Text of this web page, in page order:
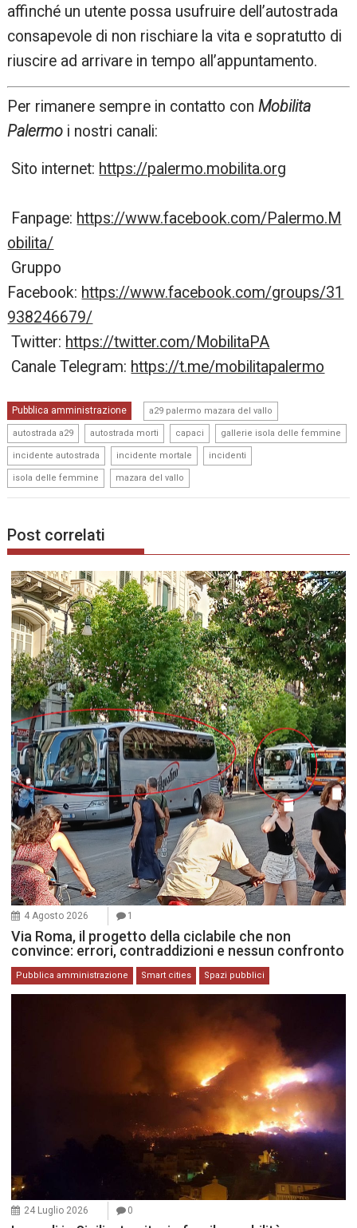
affinché un utente possa usufruire dell’autostrada
consapevole di non rischiare la vita e sopratutto di
riuscire ad arrivare in tempo all’appuntamento.
Per rimanere sempre in contatto conMobilita
Palermo i nostri canali:
Sito internet: https://palermo.mobilita.org
Fanpage: https://www.facebook.com/Palermo.M
obilita/
Gruppo
Facebook: https://www.facebook.com/groups/31
938246679/
Twitter: https://twitter.com/MobilitaPA
Canale Telegram: https://t.me/mobilitapalermo
Pubblica amministrazione a29 palermo mazara del vallo
autostrada a29 autostrada morti capaci gallerie isola delle femmine
incidente autostrada incidente mortale incidenti
isola delle femmine mazara del vallo
Post correlati
4 Agosto 2026 1
Via Roma, il progetto della ciclabile che non
convince: errori, contraddizioni e nessun confronto
Pubblica amministrazione Smart cities Spazi pubblici
24 Luglio 2026 0